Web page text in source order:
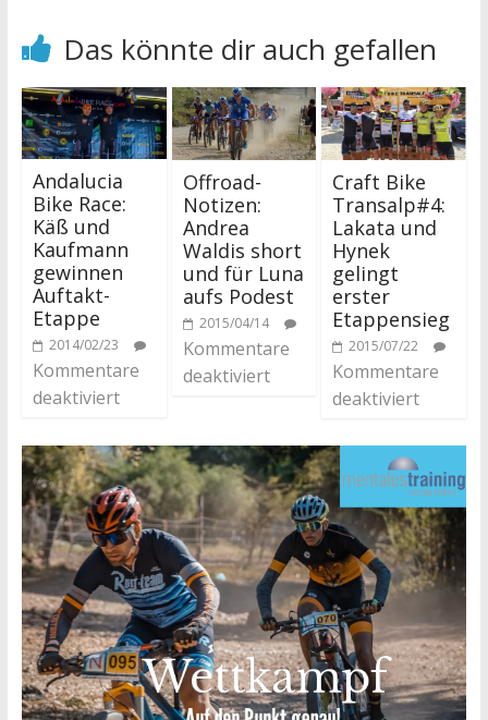
Das könnte dir auch gefallen
Andalucia
Bike Race:
Käß und
Kaufmann
gewinnen
Auftakt-
Etappe
2014/02/23
Kommentare
deaktiviert
Offroad-
Notizen:
Andrea
Waldis short
und für Luna
aufs Podest
2015/04/14
Kommentare
deaktiviert
Craft Bike
Transalp#4:
Lakata und
Hynek
gelingt
erster
Etappensieg
2015/07/22
Kommentare
deaktiviert